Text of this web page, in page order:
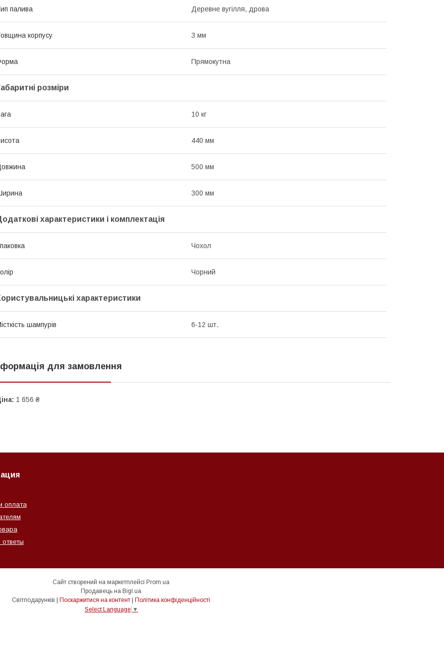
палива Деревне вугілля, дрова
корпусу 3 мм
Прямокутна
розміри
10 кг
440 мм
500 мм
300 мм
характеристики і комплектація
Чохол
Чорний
характеристики
шампурів 6-12 шт.
для замовлення
1 656 ₴
оплата
Сайт створений на маркетплейсі Prom.ua
Продавець на Bigl.ua
Поскаржитися на контент
Політика конфіденційності
Select Language ▼